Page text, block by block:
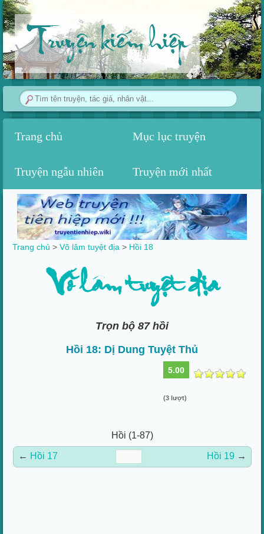
Truyện kiếm hiệp
Trang chủ Mục lục truyện
Truyện ngẫu nhiên Truyện mới nhất
Trang chủ >Võ lâm tuyệt địa > Hồi 18
Võ lâm tuyệt địa
Trọn bộ 87 hồi
Hồi 18: Dị Dung Tuyệt Thủ
5.00
(3 lượt)
Hồi (1-87)
← Hồi 17 Hồi 19 →